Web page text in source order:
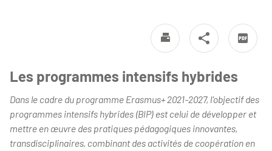
Les programmes intensifs hybrides
Dans le cadre du programme Erasmus+ 2021-2027, l'objectif des
programmes intensifs hybrides (BIP) est celui de développer et
mettre en œuvre des pratiques pédagogiques innovantes,
transdisciplinaires, combinant des activités de coopération en